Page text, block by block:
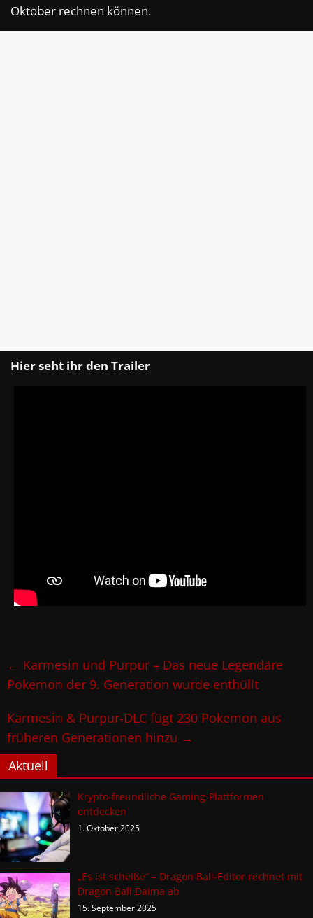
Oktober rechnen können.
Hier seht ihr den Trailer
← Karmesin und Purpur – Das neue Legendäre
Pokemon der 9. Generation wurde enthüllt
Karmesin & Purpur-DLC fügt 230 Pokemon aus
früheren Generationen hinzu →
Aktuell
Krypto-freundliche Gaming-Plattformen
entdecken
1. Oktober 2025
„Es ist scheiße“ – Dragon Ball-Editor rechnet mit
Dragon Ball Daima ab
15. September 2025